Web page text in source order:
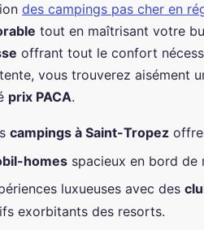
des campings pas cher en
tout en maîtrisant votre
offrant tout le confort
vous trouverez aisément
prix PACA.
campings à Saint-Tropez
homes spacieux en bord de
luxueuses avec des
exorbitants des resorts.